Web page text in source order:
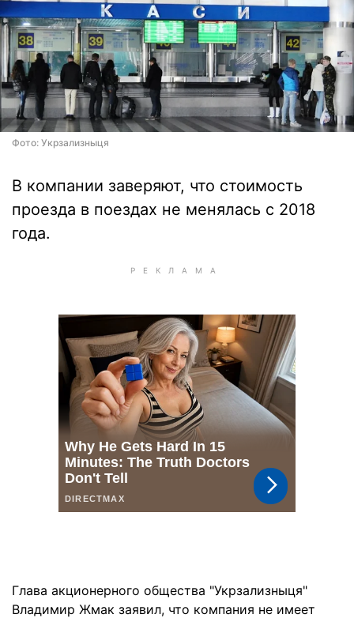
Фото: Укрзализныця
В компании заверяют, что стоимость
проезда в поездах не менялась с 2018
года.
Глава акционерного общества "Укрзализныця"
Владимир Жмак заявил, что компания не имеет